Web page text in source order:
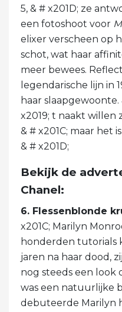
5, & # x201D; ze
een fotoshoot voor
elixer verscheen op
schot, wat haar
meer bewees.
legendarische lijn in
haar slaapgewoonte.
x2019; t naakt willen
& # x201C; maar het
& # x201D;
Bekijk de
Chanel:
6. Flessenblonde
x201C; Marilyn
honderden tutorials
jaren na haar dood,
nog steeds een look
was een natuurlijke
debuteerde Marilyn